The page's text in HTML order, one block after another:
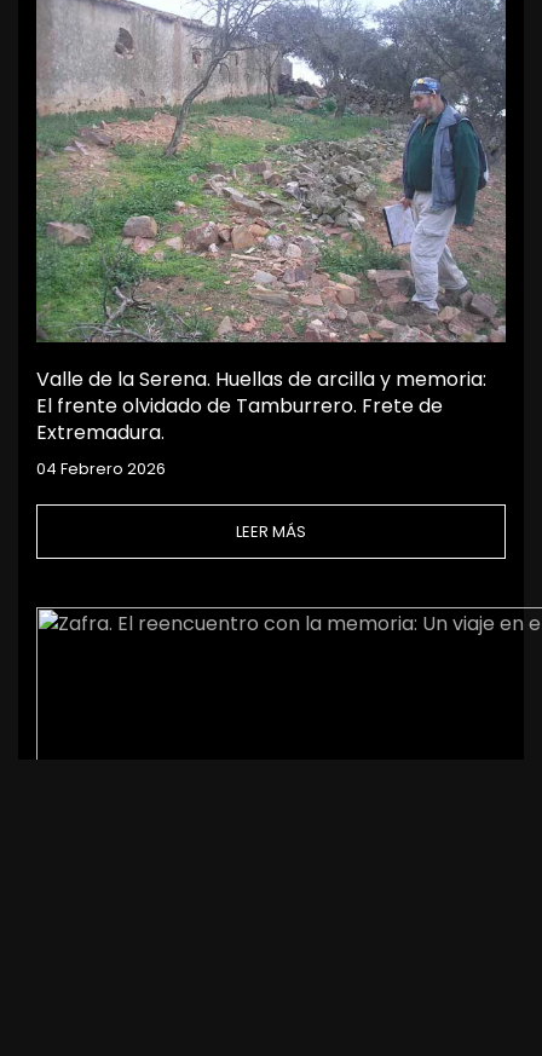
Valle de la Serena. Huellas de arcilla y memoria:
El frente olvidado de Tamburrero. Frete de
Extremadura.
04 Febrero 2026
LEER MÁS